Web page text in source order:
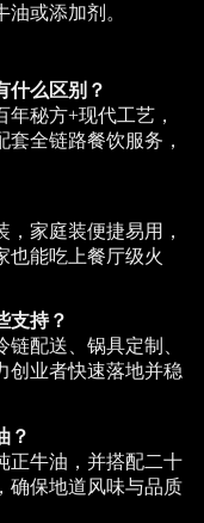
或添加剂。
什么区别？
秘方+现代工艺，
全链路餐饮服务，
家庭装便捷易用，
也能吃上餐厅级火
支持？
配送、锅具定制、
创业者快速落地并稳
？
正牛油，并搭配二十
确保地道风味与品质